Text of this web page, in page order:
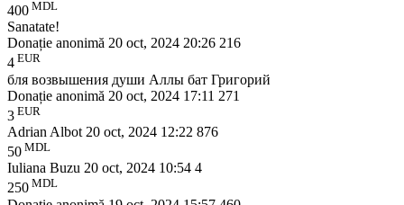
400 MDL
Sanatate!
Donație anonimă 20 oct, 2024 20:26 216
4 EUR
бля возвышения души Аллы бат Григорий
Donație anonimă 20 oct, 2024 17:11 271
3 EUR
Adrian Albot 20 oct, 2024 12:22 876
50 MDL
Iuliana Buzu 20 oct, 2024 10:54 4
250 MDL